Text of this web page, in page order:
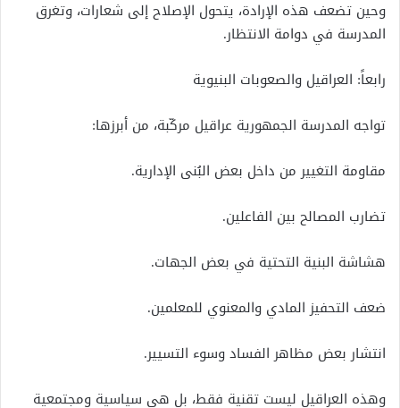
وحين تضعف هذه الإرادة، يتحول الإصلاح إلى شعارات، وتغرق
المدرسة في دوامة الانتظار.
رابعاً: العراقيل والصعوبات البنيوية
تواجه المدرسة الجمهورية عراقيل مركّبة، من أبرزها:
مقاومة التغيير من داخل بعض البُنى الإدارية.
تضارب المصالح بين الفاعلين.
هشاشة البنية التحتية في بعض الجهات.
ضعف التحفيز المادي والمعنوي للمعلمين.
انتشار بعض مظاهر الفساد وسوء التسيير.
وهذه العراقيل ليست تقنية فقط، بل هي سياسية ومجتمعية